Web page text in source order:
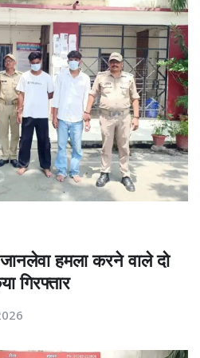
हमला करने वाले दो
गिरफ्तार